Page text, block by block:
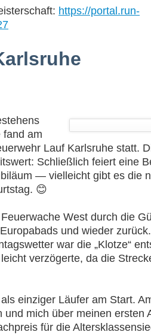
https://portal.run-
fand am
Lauf Karlsruhe statt.
Schließlich feiert eine
— vielleicht gibt es die
😊
West durch die
und wieder
war die „Klotze“
verzögerte, da die
einziger Läufer am Start.
mich über meinen ersten
für die